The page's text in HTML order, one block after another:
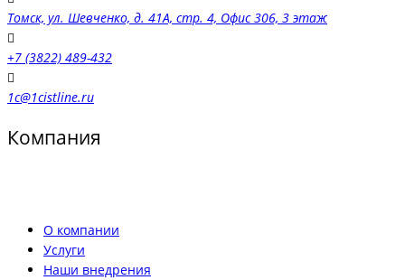
Томск, ул. Шевченко, д. 41А, стр. 4, Офис 306, 3 этаж
+7 (3822) 489-432
1c@1cistline.ru
Компания
О компании
Услуги
Наши внедрения